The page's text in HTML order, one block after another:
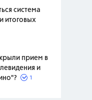
система
итоговых
прием в
и
1